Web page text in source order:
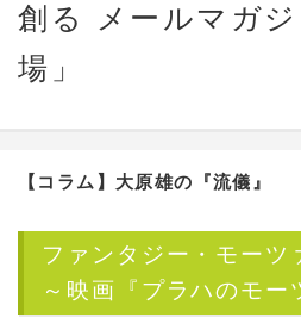
創る メールマガ
場」
【コラム】大原雄の『流儀』
ファンタジー・モーツ
～映画『プラハのモー